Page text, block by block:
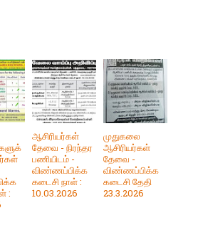
:
ஆசிரியர்கள்
தேவை - நிரந்தர
பணியிடம் -
விண்ணப்பிக்க
கடைசி நாள் :
10.03.2026
முதுகலை
ஆசிரியர்கள்
தேவை -
விண்ணப்பிக்க
கடைசி தேதி
23.3.2026